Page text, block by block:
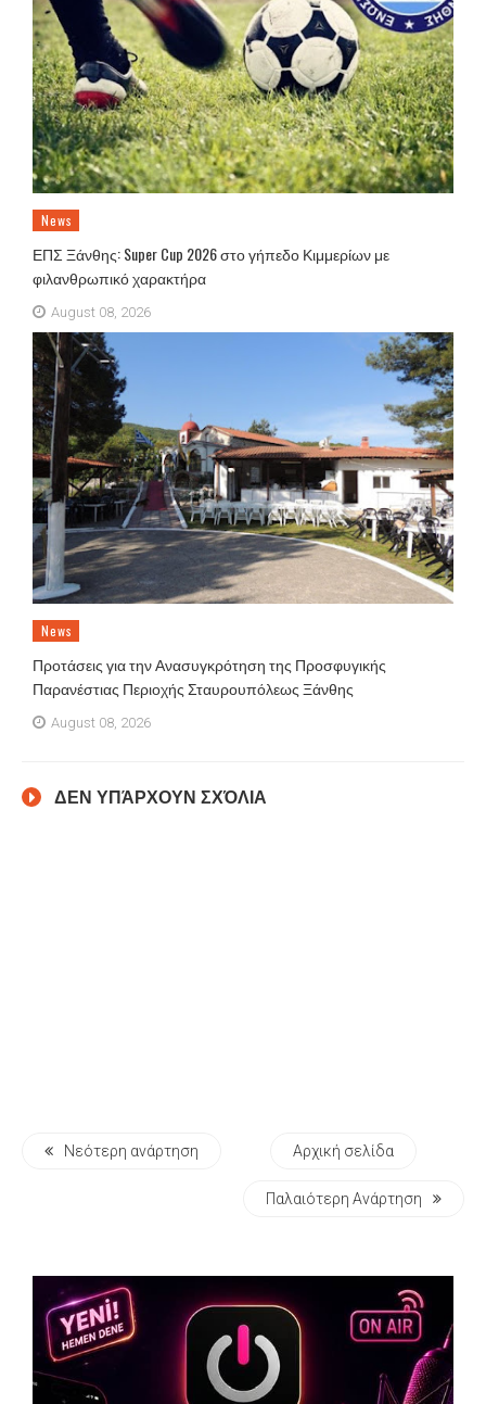
News
ΕΠΣ Ξάνθης: Super Cup 2026 στο γήπεδο Κιμμερίων με
φιλανθρωπικό χαρακτήρα
August 08, 2026
News
Προτάσεις για την Ανασυγκρότηση της Προσφυγικής
Παρανέστιας Περιοχής Σταυρουπόλεως Ξάνθης
August 08, 2026
ΔΕΝ ΥΠΆΡΧΟΥΝ ΣΧΌΛΙΑ
Νεότερη ανάρτηση Αρχική σελίδα
Παλαιότερη Ανάρτηση